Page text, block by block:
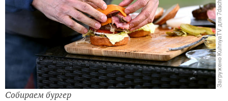
Собираем бургер